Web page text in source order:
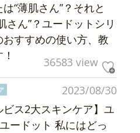
“薄肌さん”？それと
さん”？ユードットシリ
おすすめの使い方、教
36583 view
2023/08/30
ビス2大スキンケア】ユ
ードット 私にはどっ